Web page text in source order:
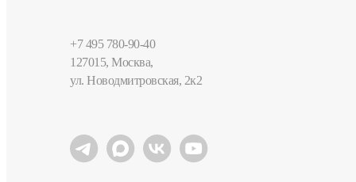
+7 495 780-90-40
127015, Москва,
ул. Новодмитровская, 2к2